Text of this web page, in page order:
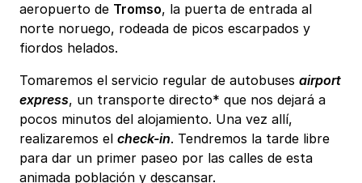
aeropuerto de Tromso, la puerta de entrada al
norte noruego, rodeada de picos escarpados y
fiordos helados.
Tomaremos el servicio regular de autobuses airport
express, un transporte directo* que nos dejará a
pocos minutos del alojamiento. Una vez allí,
realizaremos el check-in. Tendremos la tarde libre
para dar un primer paseo por las calles de esta
animada población y descansar.